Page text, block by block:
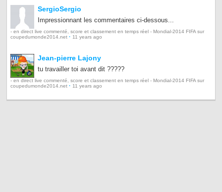
SergioSergio
Impressionnant les commentaires ci-dessous...
- en direct live commenté, score et classement en temps réel - Mondial-2014 FIFA sur
coupedumonde2014.net · 11 years ago
Jean-pierre Lajony
tu travailler toi avant dit ?????
- en direct live commenté, score et classement en temps réel - Mondial-2014 FIFA sur
coupedumonde2014.net · 11 years ago